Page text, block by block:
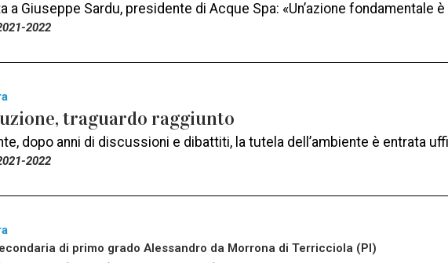
a Giuseppe Sardu, presidente di Acque Spa: «Un’azione fondamentale
2022
traguardo raggiunto
dopo anni di discussioni e dibattiti, la tutela dell’ambiente è entrata
2022
di primo grado Alessandro da Morrona di Terricciola (PI)